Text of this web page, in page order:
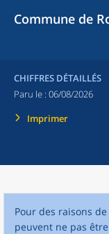
Commune de
CHIFFRES DÉTAILLÉS
Paru le : 06/08/2026
Imprimer
Pour des raisons
peuvent ne pas